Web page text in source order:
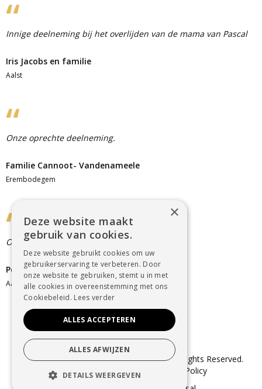
Innige deelneming bij het overlijden van de mama van Pascal
Iris Jacobs en familie
Aalst
Onze oprechte deelneming.
Familie Cannoot- Vandenameele
Erembodegem
Oprechte Deelneming.
Peter
Aalst
© Copyright 2025 Uitvaartzorg Dender. All Rights Reserved.
Sitemap– Cookie Policy
Privacy Policy
×
Deze website maakt
gebruik van cookies.
Deze website gebruikt cookies om uw
gebruikerservaring te verbeteren. Door
onze website te gebruiken, stemt u in met
alle cookies in overeenstemming met ons
Cookiebeleid. Lees verder
ALLES ACCEPTEREN
ALLES AFWIJZEN
DETAILS WEERGEVEN